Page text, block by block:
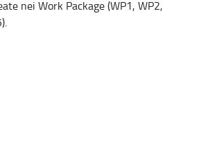
nei Work Package (WP1, WP2,